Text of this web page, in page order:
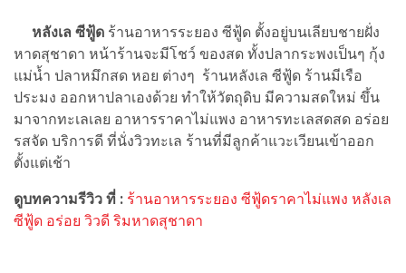
หลังเล ซีฟู้ด ร้านอาหารระยอง ซีฟู้ด ตั้งอยู่บนเลียบชายฝั่ง
หาดสุชาดา หน้าร้านจะมีโชว์ ของสด ทั้งปลากระพงเป็นๆ กุ้ง
แม่น้ำ ปลาหมึกสด หอย ต่างๆ ร้านหลังเล ซีฟู้ด ร้านมีเรือ
ประมง ออกหาปลาเองด้วย ทำให้วัตถุดิบ มีความสดใหม่ ขึ้น
มาจากทะเลเลย อาหารราคาไม่แพง อาหารทะเลสดสด อร่อย
รสจัด บริการดี ที่นั่งวิวทะเล ร้านที่มีลูกค้าแวะเวียนเข้าออก
ตั้งแต่เช้า
ดูบทความรีวิว ที่ : ร้านอาหารระยอง ซีฟู้ดราคาไม่แพง หลังเล
ซีฟู้ด อร่อย วิวดี ริมหาดสุชาดา